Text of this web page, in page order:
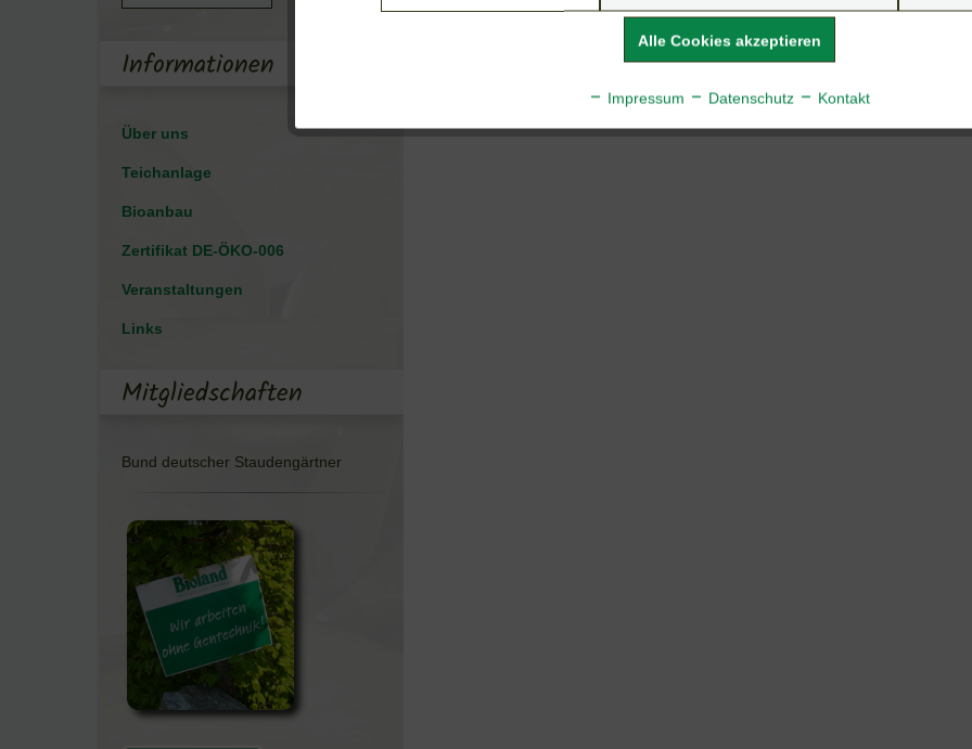
Informationen
Über uns
Teichanlage
Bioanbau
Zertifikat DE-ÖKO-006
Veranstaltungen
Links
Mitgliedschaften
Bund deutscher Staudengärtner
Alle Cookies akzeptieren
Impressum Datenschutz Kontakt